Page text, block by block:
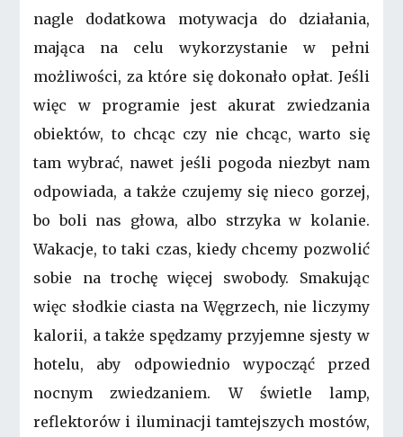
nagle dodatkowa motywacja do działania,
mająca na celu wykorzystanie w pełni
możliwości, za które się dokonało opłat. Jeśli
więc w programie jest akurat zwiedzania
obiektów, to chcąc czy nie chcąc, warto się
tam wybrać, nawet jeśli pogoda niezbyt nam
odpowiada, a także czujemy się nieco gorzej,
bo boli nas głowa, albo strzyka w kolanie.
Wakacje, to taki czas, kiedy chcemy pozwolić
sobie na trochę więcej swobody. Smakując
więc słodkie ciasta na Węgrzech, nie liczymy
kalorii, a także spędzamy przyjemne sjesty w
hotelu, aby odpowiednio wypocząć przed
nocnym zwiedzaniem. W świetle lamp,
reflektorów i iluminacji tamtejszych mostów,